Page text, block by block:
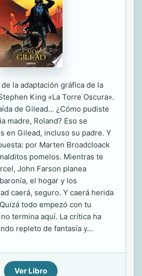
la adaptación gráfica de la
King «La Torre Oscura».
de Gilead... ¿Cómo pudiste
madre, Roland? Eso se
en Gilead, incluso su padre. Y
por Marten Broadcloack
pomelos. Mientras te
John Farson planea
el hogar y los
caerá, seguro. Y caerá herida
todo empezó con tu
termina aquí. La crítica ha
repleto de fantasía y...
Ver Libro